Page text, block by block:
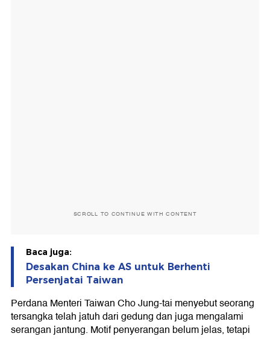
SCROLL TO CONTINUE WITH CONTENT
Baca juga:
Desakan China ke AS untuk Berhenti
Persenjatai Taiwan
Perdana Menteri Taiwan Cho Jung-tai menyebut seorang
tersangka telah jatuh dari gedung dan juga mengalami
serangan jantung. Motif penyerangan belum jelas, tetapi